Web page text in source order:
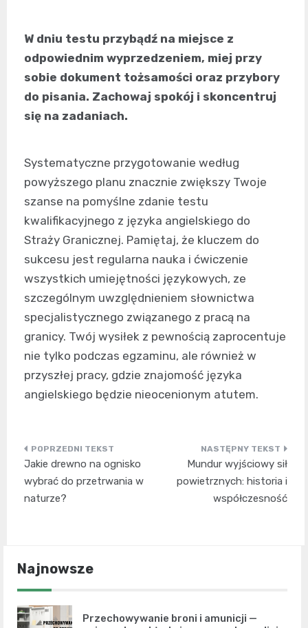
W dniu testu przybądź na miejsce z
odpowiednim wyprzedzeniem, miej przy
sobie dokument tożsamości oraz przybory
do pisania. Zachowaj spokój i skoncentruj
się na zadaniach.
Systematyczne przygotowanie według
powyższego planu znacznie zwiększy Twoje
szanse na pomyślne zdanie testu
kwalifikacyjnego z języka angielskiego do
Straży Granicznej. Pamiętaj, że kluczem do
sukcesu jest regularna nauka i ćwiczenie
wszystkich umiejętności językowych, ze
szczególnym uwzględnieniem słownictwa
specjalistycznego związanego z pracą na
granicy. Twój wysiłek z pewnością zaprocentuje
nie tylko podczas egzaminu, ale również w
przyszłej pracy, gdzie znajomość języka
angielskiego będzie nieocenionym atutem.
Nawigacja
wpisu
Jakie drewno na ognisko
wybrać do przetrwania w
naturze?
Mundur wyjściowy sił
powietrznych: historia i
współczesność
Najnowsze
Przechowywanie broni i amunicji —